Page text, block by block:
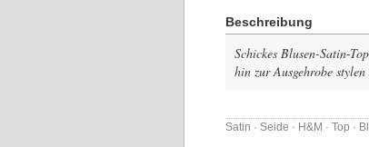
Beschreibung
Schickes Blusen-Satin-
hin zur Ausgehrobe stylen
Satin · Seide · H&M · Top ·